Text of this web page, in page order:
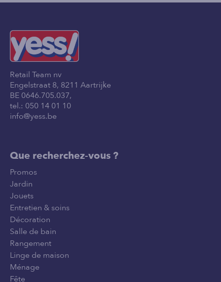
Retail Team nv
Engelstraat 8, 8211 Aartrijke
BE 0646.705.037,
tel.: 050 14 01 10
info@yess.be
Que recherchez-vous ?
Promos
Jardin
Jouets
Entretien & soins
Décoration
Salle de bain
Rangement
Linge de maison
Ménage
Fête